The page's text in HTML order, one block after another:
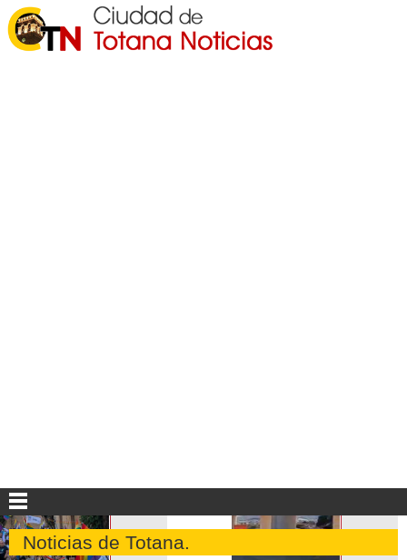
Noticias de Totana.